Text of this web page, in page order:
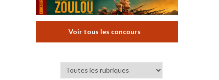
Voir tous les concours